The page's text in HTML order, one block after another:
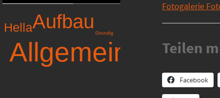
Fotogalerie
Teilen
Facebook
Allgemein
Aufbau
Hella Grundig